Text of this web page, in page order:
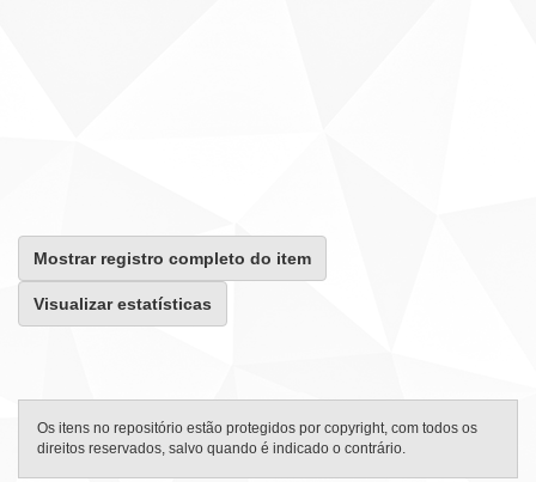
Mostrar registro completo do item
Visualizar estatísticas
Os itens no repositório estão protegidos por copyright, com todos os
direitos reservados, salvo quando é indicado o contrário.